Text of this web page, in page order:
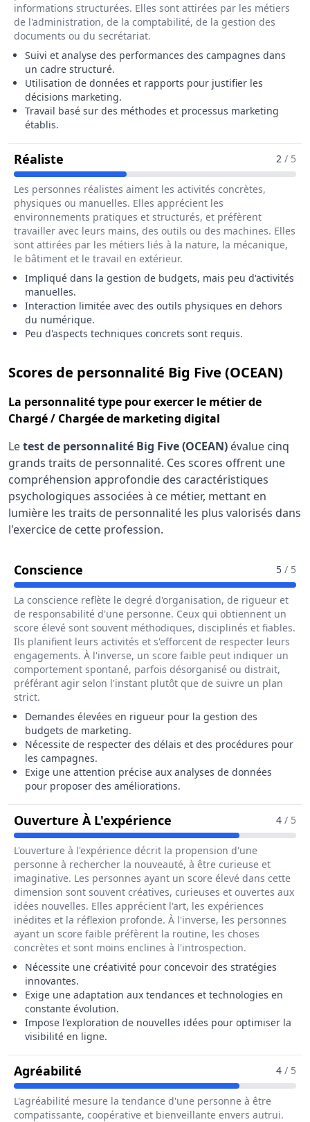
informations structurées. Elles sont attirées par les métiers
de l'administration, de la comptabilité, de la gestion des
documents ou du secrétariat.
Suivi et analyse des performances des campagnes dans
un cadre structuré.
Utilisation de données et rapports pour justifier les
décisions marketing.
Travail basé sur des méthodes et processus marketing
établis.
Réaliste Pour Le Métier De Chargé / Chargée
2 / 5
Les personnes réalistes aiment les activités concrètes,
physiques ou manuelles. Elles apprécient les
environnements pratiques et structurés, et préfèrent
travailler avec leurs mains, des outils ou des machines. Elles
sont attirées par les métiers liés à la nature, la mécanique,
le bâtiment et le travail en extérieur.
Impliqué dans la gestion de budgets, mais peu d'activités
manuelles.
Interaction limitée avec des outils physiques en dehors
du numérique.
Peu d'aspects techniques concrets sont requis.
Scores de personnalité Big Five (OCEAN)
La personnalité type pour exercer le métier de
Chargé / Chargée de marketing digital
Letest de personnalité Big Five (OCEAN) évalue cinq
grands traits de personnalité. Ces scores offrent une
compréhension approfondie des caractéristiques
psychologiques associées à ce métier, mettant en
lumière les traits de personnalité les plus valorisés dans
l'exercice de cette profession.
Conscience Pour Le Métier De Chargé / 5 / 5
La conscience reflète le degré d'organisation, de rigueur et
de responsabilité d'une personne. Ceux qui obtiennent un
score élevé sont souvent méthodiques, disciplinés et fiables.
Ils planifient leurs activités et s'efforcent de respecter leurs
engagements. À l'inverse, un score faible peut indiquer un
comportement spontané, parfois désorganisé ou distrait,
préférant agir selon l'instant plutôt que de suivre un plan
strict.
Demandes élevées en rigueur pour la gestion des
budgets de marketing.
Nécessite de respecter des délais et des procédures pour
les campagnes.
Exige une attention précise aux analyses de données
pour proposer des améliorations.
Ouverture À L'expérience Pour Le Métier De
4 / 5
L'ouverture à l'expérience décrit la propension d'une
personne à rechercher la nouveauté, à être curieuse et
imaginative. Les personnes ayant un score élevé dans cette
dimension sont souvent créatives, curieuses et ouvertes aux
idées nouvelles. Elles apprécient l'art, les expériences
inédites et la réflexion profonde. À l'inverse, les personnes
ayant un score faible préfèrent la routine, les choses
concrètes et sont moins enclines à l'introspection.
Nécessite une créativité pour concevoir des stratégies
innovantes.
Exige une adaptation aux tendances et technologies en
constante évolution.
Impose l'exploration de nouvelles idées pour optimiser la
visibilité en ligne.
Agréabilité Pour Le Métier De Chargé / 4 / 5
L'agréabilité mesure la tendance d'une personne à être
compatissante, coopérative et bienveillante envers autrui.